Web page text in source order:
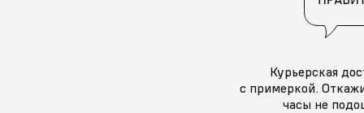
Курьерская
с примеркой.
часы не